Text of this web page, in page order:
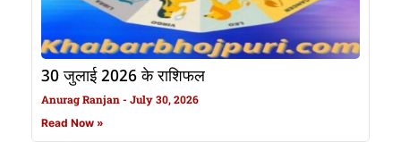
30 जुलाई 2026 के राशिफल
Anurag Ranjan July 30, 2026
Read Now »